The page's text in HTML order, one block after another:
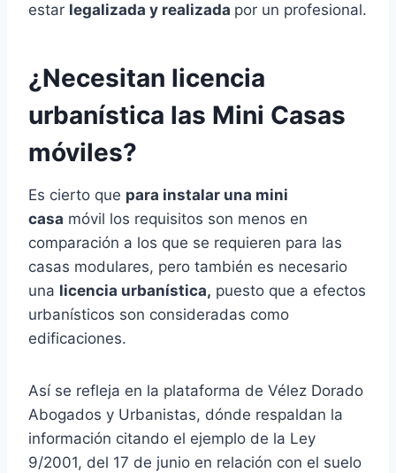
estar legalizada y realizada por un profesional.
¿Necesitan licencia
urbanística las Mini Casas
móviles?
Es cierto que para instalar una mini
casa móvil los requisitos son menos en
comparación a los que se requieren para las
casas modulares, pero también es necesario
una licencia urbanística, puesto que a efectos
urbanísticos son consideradas como
edificaciones.
Así se refleja en la plataforma de Vélez Dorado
Abogados y Urbanistas, dónde respaldan la
información citando el ejemplo de la Ley
9/2001, del 17 de junio en relación con el suelo